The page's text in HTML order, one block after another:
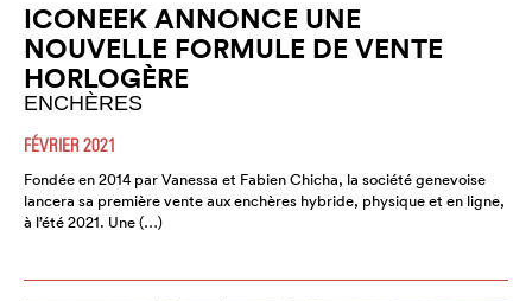
ICONEEK ANNONCE UNE
NOUVELLE FORMULE DE VENTE
HORLOGÈRE
ENCHÈRES
FÉVRIER 2021
Fondée en 2014 par Vanessa et Fabien Chicha, la société genevoise
lancera sa première vente aux enchères hybride, physique et en ligne,
à l’été 2021. Une (…)